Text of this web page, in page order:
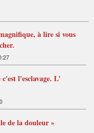
à lire si vous
l'esclavage. L'
de la douleur »